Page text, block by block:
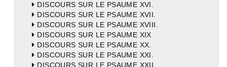
DISCOURS SUR LE PSAUME XVI.
DISCOURS SUR LE PSAUME XVII.
DISCOURS SUR LE PSAUME XVIII.
DISCOURS SUR LE PSAUME XIX
DISCOURS SUR LE PSAUME XX.
DISCOURS SUR LE PSAUME XXI.
DISCOURS SUR LE PSAUME XXII.